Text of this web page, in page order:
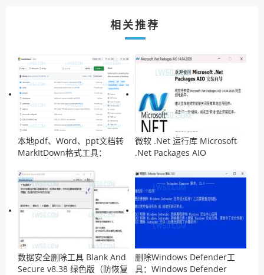
相关推荐
本地pdf、Word、ppt文档转
MarkItDown格式工具：
微软 .Net 运行库 Microsoft
.Net Packages AIO
数据安全删除工具 Blank And
Secure v8.38 绿色版（防恢复
删除Windows Defender工
具：Windows Defender